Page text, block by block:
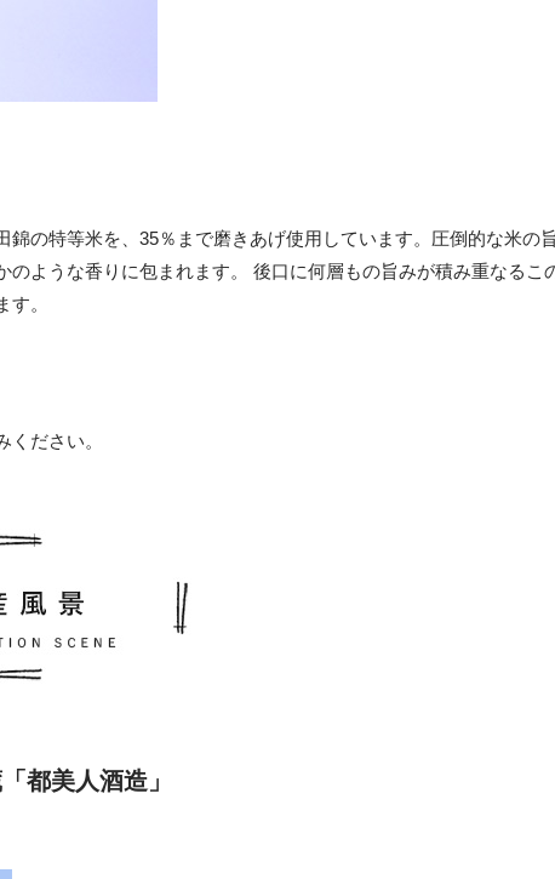
の特等米を、35％まで磨きあげ使用しています。圧倒的な米の
ような香りに包まれます。 後口に何層もの旨みが積み重なるこ
。
ださい。
都美人酒造」